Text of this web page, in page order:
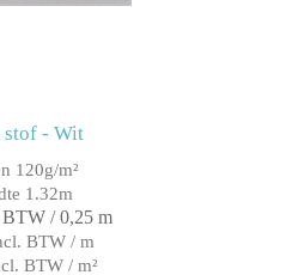
stof - Wit
120g/m²
1.32m
/ 0,25 m
BTW / m
BTW / m²